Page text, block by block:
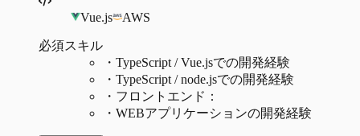
Vue.js AWS
必須スキル
・ TypeScript / Vue.jsでの開発経験
・ TypeScript / node.jsでの開発経験
・ フロントエンド：
・ WEBアプリケーションの開発経験